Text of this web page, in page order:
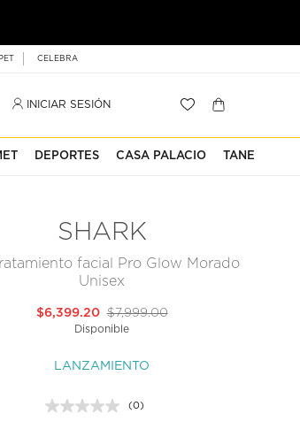
CELEBRA
INICIAR SESIÓN
DEPORTES CASA PALACIO TANE
SHARK
facial Pro Glow Morado
Unisex
$7,999.00
$6,399.20
Disponible
LANZAMIENTO
Sin
(0)